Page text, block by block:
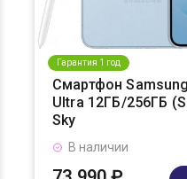
Гарантия 1 год
Смартфон
Ultra 12ГБ/256ГБ
Sky
В наличии